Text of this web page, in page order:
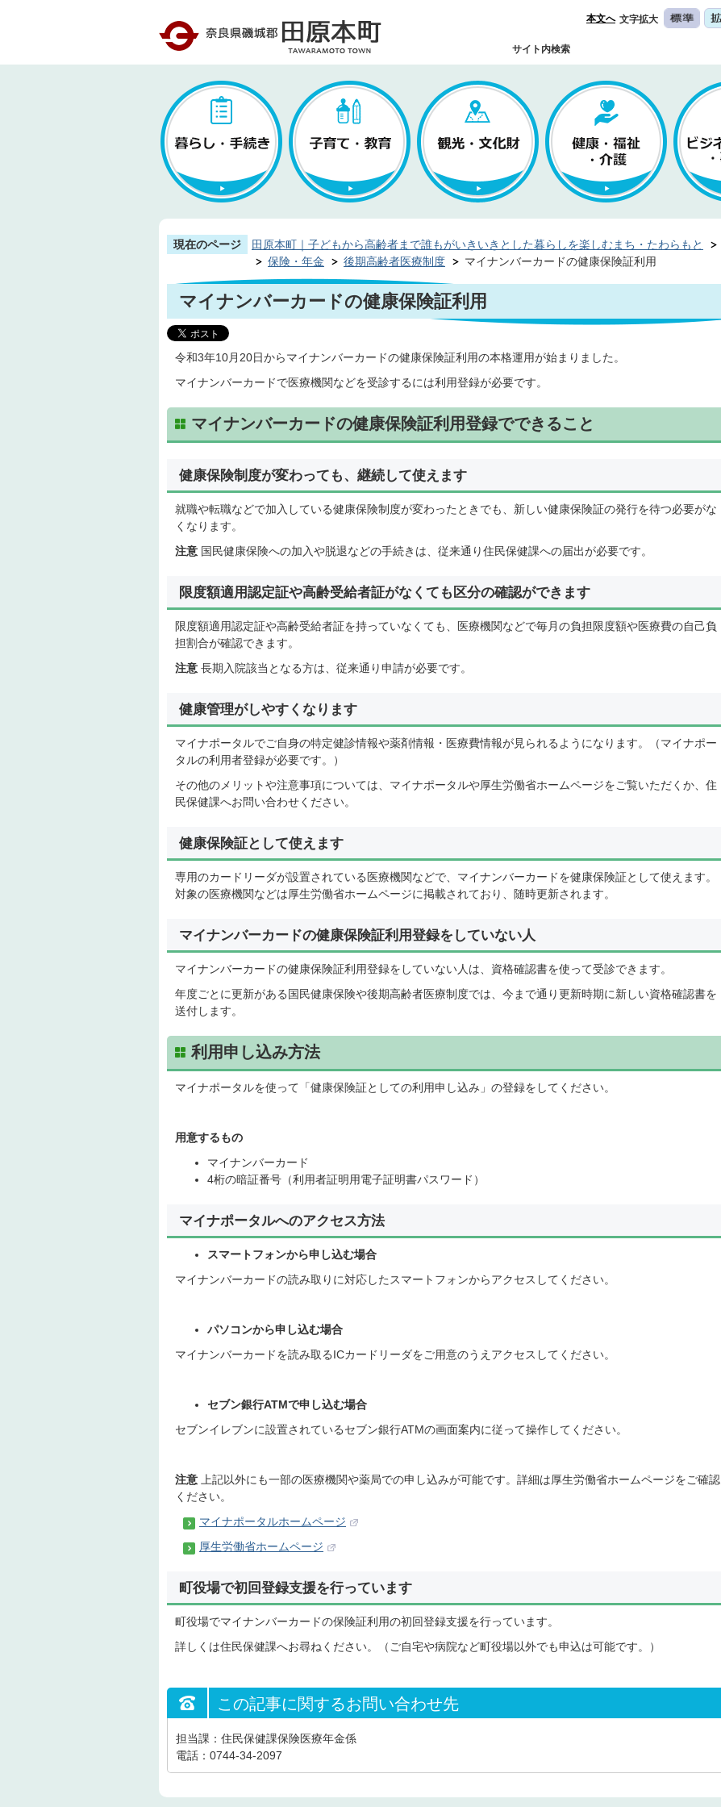
本文へ 文字拡大
サイト内検索
現在のページ 田原本町｜子どもから高齢者まで誰もがいきいきとした暮らしを楽しむまち・たわらもと
保険・年金
後期高齢者医療制度 マイナンバーカードの健康保険証利用
マイナンバーカードの健康保険証利用
令和3年10月20日からマイナンバーカードの健康保険証利用の本格運用が始まりました。
マイナンバーカードで医療機関などを受診するには利用登録が必要です。
マイナンバーカードの健康保険証利用登録でできること
健康保険制度が変わっても、継続して使えます
就職や転職などで加入している健康保険制度が変わったときでも、新しい健康保険証の発行を待つ必要がな
くなります。
注意 国民健康保険への加入や脱退などの手続きは、従来通り住民保健課への届出が必要です。
限度額適用認定証や高齢受給者証がなくても区分の確認ができます
限度額適用認定証や高齢受給者証を持っていなくても、医療機関などで毎月の負担限度額や医療費の自己負
担割合が確認できます。
注意 長期入院該当となる方は、従来通り申請が必要です。
健康管理がしやすくなります
マイナポータルでご自身の特定健診情報や薬剤情報・医療費情報が見られるようになります。（マイナポー
タルの利用者登録が必要です。）
その他のメリットや注意事項については、マイナポータルや厚生労働省ホームページをご覧いただくか、住
民保健課へお問い合わせください。
健康保険証として使えます
専用のカードリーダが設置されている医療機関などで、マイナンバーカードを健康保険証として使えます。
対象の医療機関などは厚生労働省ホームページに掲載されており、随時更新されます。
マイナンバーカードの健康保険証利用登録をしていない人
マイナンバーカードの健康保険証利用登録をしていない人は、資格確認書を使って受診できます。
年度ごとに更新がある国民健康保険や後期高齢者医療制度では、今まで通り更新時期に新しい資格確認書を
送付します。
利用申し込み方法
マイナポータルを使って「健康保険証としての利用申し込み」の登録をしてください。
用意するもの
マイナンバーカード
4桁の暗証番号（利用者証明用電子証明書パスワード）
マイナポータルへのアクセス方法
スマートフォンから申し込む場合
マイナンバーカードの読み取りに対応したスマートフォンからアクセスしてください。
パソコンから申し込む場合
マイナンバーカードを読み取るICカードリーダをご用意のうえアクセスしてください。
セブン銀行ATMで申し込む場合
セブンイレブンに設置されているセブン銀行ATMの画面案内に従って操作してください。
注意 上記以外にも一部の医療機関や薬局での申し込みが可能です。詳細は厚生労働省ホームページをご確認
ください。
マイナポータルホームページ
厚生労働省ホームページ
町役場で初回登録支援を行っています
町役場でマイナンバーカードの保険証利用の初回登録支援を行っています。
詳しくは住民保健課へお尋ねください。（ご自宅や病院など町役場以外でも申込は可能です。）
この記事に関するお問い合わせ先
担当課：住民保健課保険医療年金係
電話：0744-34-2097